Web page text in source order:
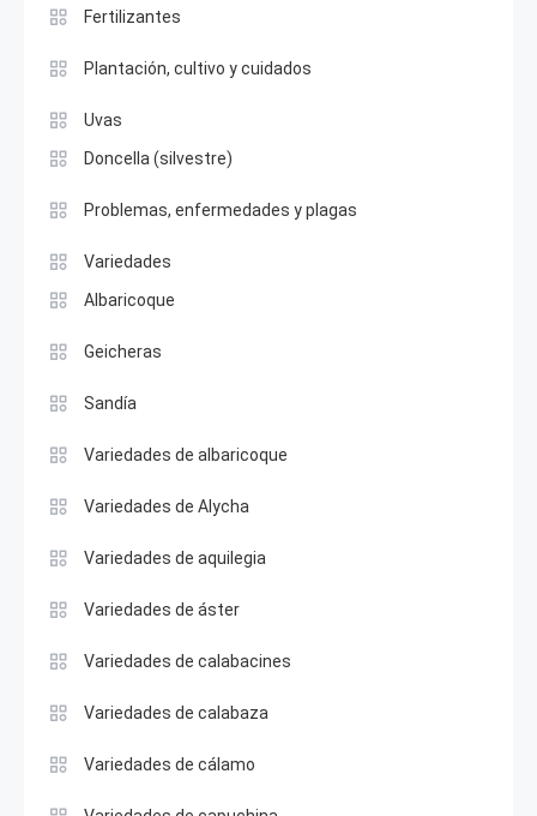
Fertilizantes
Plantación, cultivo y cuidados
Uvas
Doncella (silvestre)
Problemas, enfermedades y plagas
Variedades
Albaricoque
Geicheras
Sandía
Variedades de albaricoque
Variedades de Alycha
Variedades de aquilegia
Variedades de áster
Variedades de calabacines
Variedades de calabaza
Variedades de cálamo